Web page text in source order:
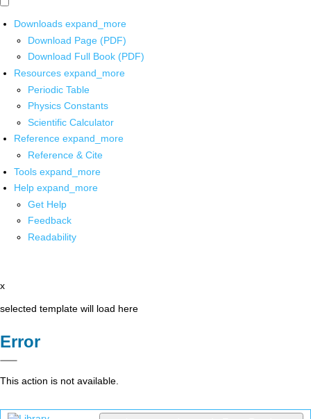
Downloads expand_more
Download Page (PDF)
Download Full Book (PDF)
Resources expand_more
Periodic Table
Physics Constants
Scientific Calculator
Reference expand_more
Reference & Cite
Tools expand_more
Help expand_more
Get Help
Feedback
Readability
x
selected template will load here
Error
This action is not available.